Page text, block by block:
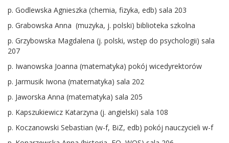
p. Godlewska Agnieszka (chemia, fizyka, edb) sala 203
p. Grabowska Anna (muzyka, j. polski) biblioteka szkolna
p. Grzybowska Magdalena (j. polski, wstęp do psychologii) sala
207
p. Iwanowska Joanna (matematyka) pokój wicedyrektorów
p. Jarmusik Iwona (matematyka) sala 202
p. Jaworska Anna (matematyka) sala 205
p. Kapszukiewicz Katarzyna (j. angielski) sala 108
p. Koczanowski Sebastian (w-f, BiZ, edb) pokój nauczycieli w-f